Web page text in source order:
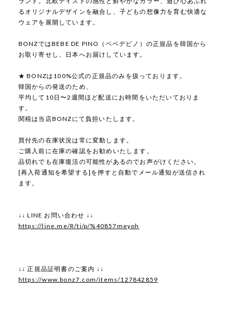
るオリジナルデザインを融合し、子どもの想像力を育む快適な
ウェアを展開しています。
BONZではBEBE DE PINO（ベベデピノ）の正規品を韓国から
お取り寄せし、日本へお届けしています。
★ BONZは100%公式の正規品のみを扱っております。
韓国からの発送のため、
平均して10日〜2週間ほど配送にお時間をいただいておりま
す。
関税は当店BONZにて負担いたします。
買付先の在庫状況は常に変動します。
ご購入前に在庫の確認をお勧めいたします。
品切れでも在庫復活の可能性があるのでお声がけください。
[再入荷通知を希望する]を押すと自動でメール通知が送信され
ます。
↓↓ LINE お問い合わせ ↓↓
https://line.me/R/ti/p/%40857meyoh
↓↓ 正規品証明書のご案内 ↓↓
https://www.bonz7.com/items/127842859